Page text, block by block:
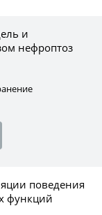
и
нефроптоз
поведения
функций